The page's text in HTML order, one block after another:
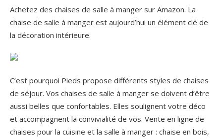
Achetez des chaises de salle à manger sur Amazon. La
chaise de salle à manger est aujourd’hui un élément clé de
la décoration intérieure.
C’est pourquoi Pieds propose différents styles de chaises
de séjour. Vos chaises de salle à manger se doivent d’être
aussi belles que confortables. Elles soulignent votre déco
et accompagnent la convivialité de vos. Vente en ligne de
chaises pour la cuisine et la salle à manger : chaise en bois,